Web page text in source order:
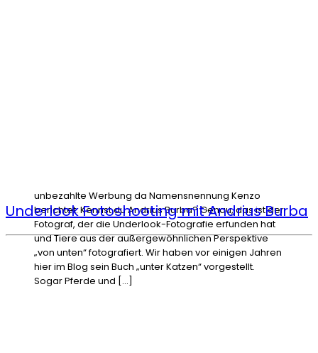
unbezahlte Werbung da Namensnennung Kenzo
berichtet: Kennst du Andrius Burba? Genau, das ist der
Fotograf, der die Underlook-Fotografie erfunden hat
und Tiere aus der außergewöhnlichen Perspektive
„von unten“ fotografiert. Wir haben vor einigen Jahren
hier im Blog sein Buch „unter Katzen“ vorgestellt.
Sogar Pferde und […]
Underlook Fotoshooting mit Andrius Burba